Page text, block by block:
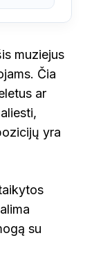
muziejus
Čia
ar
yra
su